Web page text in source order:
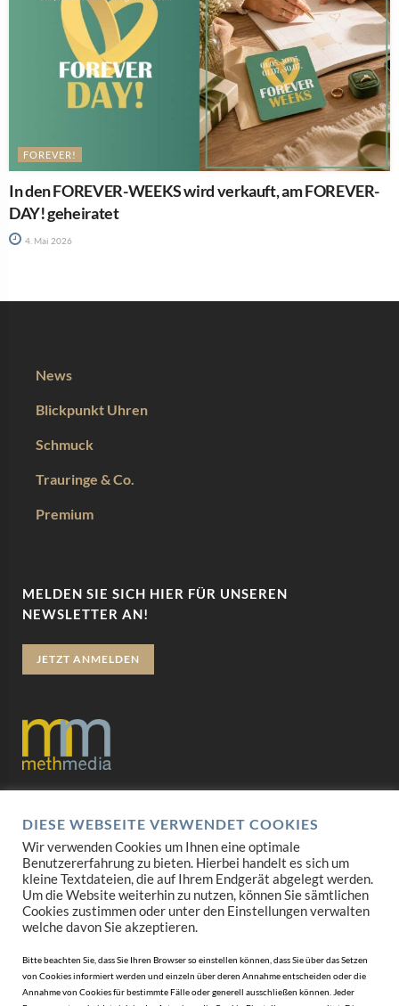
FOREVER!
In den FOREVER-WEEKS wird verkauft, am FOREVER-
DAY! geheiratet
4. Mai 2026
News
Blickpunkt Uhren
Schmuck
Trauringe & Co.
Premium
MELDEN SIE SICH HIER FÜR UNSEREN
NEWSLETTER AN!
JETZT ANMELDEN
Impressum
AGB
Mediadaten
DIESE WEBSEITE VERWENDET COOKIES
Wir verwenden Cookies um Ihnen eine optimale
Benutzererfahrung zu bieten. Hierbei handelt es sich um
kleine Textdateien, die auf Ihrem Endgerät abgelegt werden.
Um die Website weiterhin zu nutzen, können Sie sämtlichen
Cookies zustimmen oder unter den Einstellungen verwalten
welche davon Sie akzeptieren.
Bitte beachten Sie, dass Sie Ihren Browser so einstellen können, dass Sie über das Setzen
von Cookies informiert werden und einzeln über deren Annahme entscheiden oder die
Annahme von Cookies für bestimmte Fälle oder generell ausschließen können. Jeder